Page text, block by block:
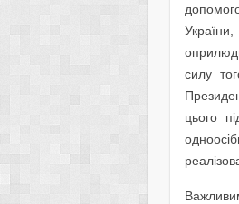
силу
цього